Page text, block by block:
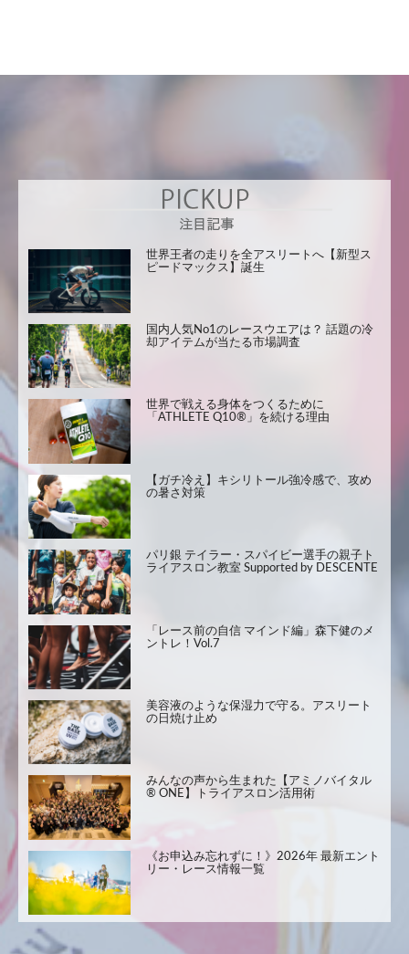
世界王者の走りを全アスリートへ【新型ス
ピードマックス】誕生
国内人気No1のレースウエアは？ 話題の冷
却アイテムが当たる市場調査
世界で戦える身体をつくるために
「ATHLETE Q10®」を続ける理由
【ガチ冷え】キシリトール強冷感で、攻め
の暑さ対策
パリ銀 テイラー・スパイビー選手の親子ト
ライアスロン教室 Supported by DESCENTE
「レース前の自信 マインド編」森下健のメ
ントレ！Vol.7
美容液のような保湿力で守る。アスリート
の日焼け止め
みんなの声から生まれた【アミノバイタル
® ONE】トライアスロン活用術
《お申込み忘れずに！》2026年 最新エント
リー・レース情報一覧